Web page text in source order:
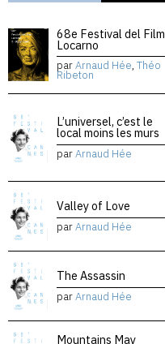
68e Festival del Film
Locarno
parArnaud Hée, Théo
Ribeton
L’universel, c’est le
local moins les murs
parArnaud Hée
Valley of Love
parArnaud Hée
The Assassin
parArnaud Hée
Mountains May